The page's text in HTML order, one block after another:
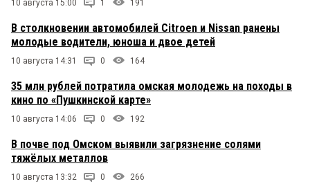
10 августа 15:00 1 191
В столкновении автомобилей Citroen и Nissan ранены
молодые водители, юноша и двое детей
10 августа 14:31 0 164
35 млн рублей потратила омская молодежь на походы в
кино по «Пушкинской карте»
10 августа 14:06 0 192
В почве под Омском выявили загрязнение солями
тяжёлых металлов
10 августа 13:32 0 266